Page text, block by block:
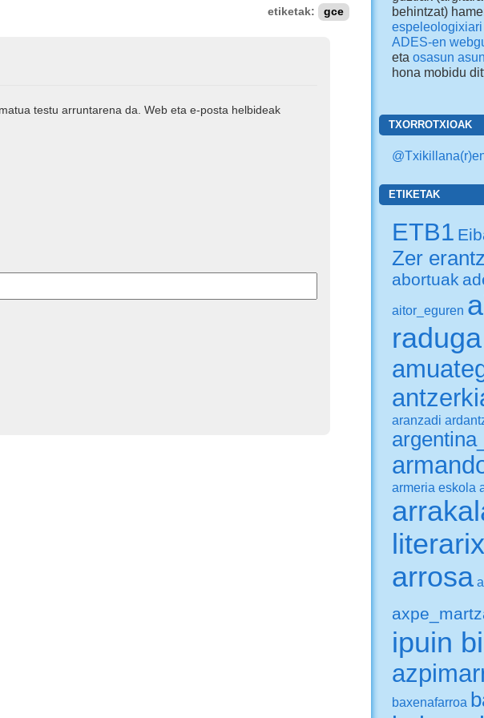
etiketak: gce
testu arruntarena da. Web eta e-posta helbideak
behintzat)
ADES-en
eta osasun
hona mobidu
TXORROTXIOAK
ETIKETAK
ETB1
Zer
abortuak
aitor_eguren
raduga
aranzadi
armeria eskola
arrosa
ipuin
baxenafarroa